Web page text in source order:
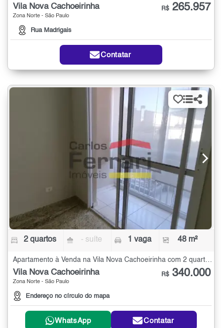
Vila Nova Cachoeirinha
Zona Norte - São Paulo
Rua Madrigais
R$ 265.957
Contatar
2 quartos - suíte 1 vaga 48 m²
Apartamento à Venda na Vila Nova Cachoeirinha com 2 quartos - 48 m²
Vila Nova Cachoeirinha
Zona Norte - São Paulo
Endereço no círculo do mapa
R$ 340.000
WhatsApp Contatar